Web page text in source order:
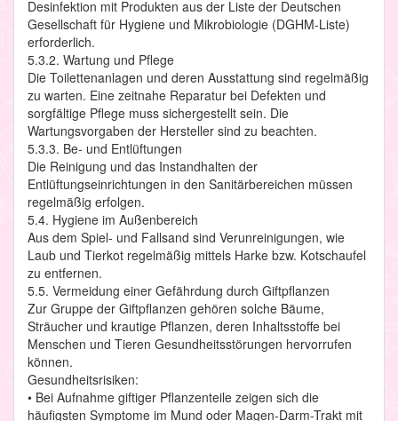
Desinfektion mit Produkten aus der Liste der Deutschen
Gesellschaft für Hygiene und Mikrobiologie (DGHM-Liste)
erforderlich.
5.3.2. Wartung und Pflege
Die Toilettenanlagen und deren Ausstattung sind regelmäßig
zu warten. Eine zeitnahe Reparatur bei Defekten und
sorgfältige Pflege muss sichergestellt sein. Die
Wartungsvorgaben der Hersteller sind zu beachten.
5.3.3. Be- und Entlüftungen
Die Reinigung und das Instandhalten der
Entlüftungseinrichtungen in den Sanitärbereichen müssen
regelmäßig erfolgen.
5.4. Hygiene im Außenbereich
Aus dem Spiel- und Fallsand sind Verunreinigungen, wie
Laub und Tierkot regelmäßig mittels Harke bzw. Kotschaufel
zu entfernen.
5.5. Vermeidung einer Gefährdung durch Giftpflanzen
Zur Gruppe der Giftpflanzen gehören solche Bäume,
Sträucher und krautige Pflanzen, deren Inhaltsstoffe bei
Menschen und Tieren Gesundheitsstörungen hervorrufen
können.
Gesundheitsrisiken:
• Bei Aufnahme giftiger Pflanzenteile zeigen sich die
häufigsten Symptome im Mund oder Magen-Darm-Trakt mit